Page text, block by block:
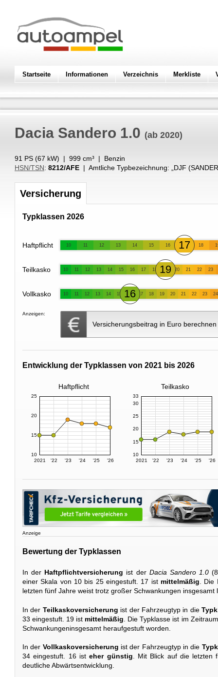
Startseite Informationen Verzeichnis Merkliste
Dacia Sandero 1.0 (ab 2020)
91 PS (67 kW) | 999 cm³ | Benzin
HSN/TSN: 8212/AFE | Amtliche Typbezeichnung: „ DJF
Versicherung
Typklassen 2026
Haftpflicht 10 11 12 13 14 15 16 17 18
Teilkasko 10 11 12 13 14 15 16 17 18 19 20 21 22 23
Vollkasko 10 11 12 13 14 15 16 17 18 19 20 21 22 23 24
Anzeigen:
Versicherungsbeitrag in Euro berechnen
Entwicklung der Typklassen von 2021 bis 2026
Haftpflicht Teilkasko
2021 '22 '23 '24 '25 '26
10
15
20
25
2021 '22 '23 '24 '25 '26
10
15
20
25
30
33
Anzeige
Bewertung der Typklassen
In der Haftpflichtversicherung ist der Dacia Sandero 1.0
einer Skala von 10 bis 25 eingestuft. 17 ist mittelmäßig .
letzten fünf Jahre weist trotz großer Schwankungen insgesamt
In der Teilkaskoversicherung ist der Fahrzeugtyp in die
33 eingestuft. 19 ist mittelmäßig . Die Typklasse ist im
Schwankungeninsgesamt heraufgestuft worden.
In der Vollkaskoversicherung ist der Fahrzeugtyp in die
34 eingestuft. 16 isteher günstig. Mit Blick auf die letzten
deutliche Abwärtsentwicklung.